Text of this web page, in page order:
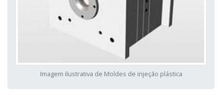
Imagem ilustrativa de Moldes de injeção plástica